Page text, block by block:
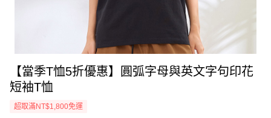
【當季T恤5折優惠】圓弧字母與英文字句印花
短袖T恤
超取滿NT$1,800免運